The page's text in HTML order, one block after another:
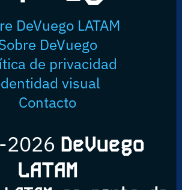
DeVuego LATAM
DeVuego
de privacidad
visual
Contacto
2026 DeVuego
LATAM